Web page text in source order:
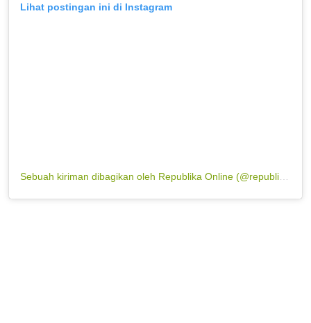
Lihat postingan ini di Instagram
Sebuah kiriman dibagikan oleh Republika Online (@republikaonline)